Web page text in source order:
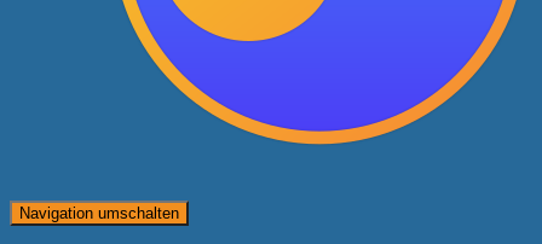
Navigation umschalten